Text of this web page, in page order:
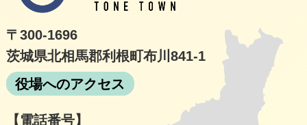
〒300-1696
茨城県北相馬郡利根町布川841-1
役場へのアクセス
【電話番号】